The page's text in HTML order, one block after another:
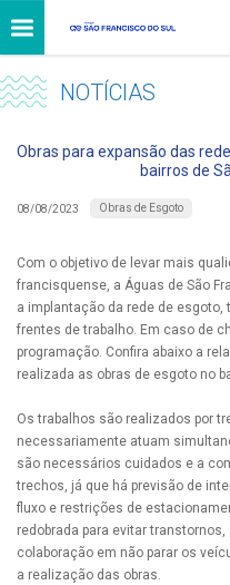
NOTÍCIAS
Obras para expansão das
bairros de
08/08/2023 Obras de Esgoto
Com o objetivo de levar mais
francisquense, a Águas de São
a implantação da rede de
frentes de trabalho. Em caso de
programação. Confira abaixo a
realizada as obras de esgoto no
Os trabalhos são realizados por
necessariamente atuam
são necessários cuidados e a
trechos, já que há previsão de
fluxo e restrições de
redobrada para evitar
colaboração em não parar os
a realização das obras.